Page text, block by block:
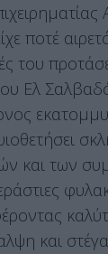
ποτέ
του
Ελ
και των
και